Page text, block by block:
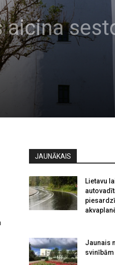
aicina
JAUNĀKAIS
Lietavu
Jaunais